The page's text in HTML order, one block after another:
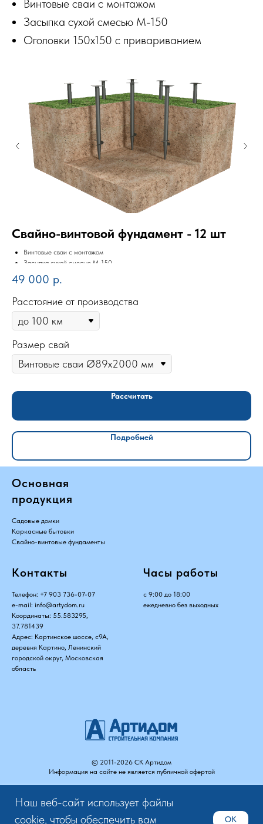
Винтовые сваи с монтажом
Засыпка сухой смесью М-150
Оголовки 150х150 с привариванием
Свайно-винтовой фундамент - 12 шт
Винтовые сваи с монтажом
Засыпка сухой смесью М-150
Оголовки 150х150 с привариванием
49 000 р.
Расстояние от производства
Размер свай
Рассчитать
Подробней
Основная
продукция
Садовые домки
Каркасные бытовки
Свайно-винтовые фундаменты
Контакты
Телефон: +7 903 736-07-07
e-mail: info@artydom.ru
Координаты: 55.583295,
37.781439
Адрес: Картинское шоссе, с9А,
деревня Картино, Ленинский
городской округ, Московская
область
Часы работы
с 9:00 до 18:00
ежедневно без выходных
© 2011-2026 СК Артидом
Информация на сайте не является публичной офертой
Наш веб-сайт использует файлы
cookie, чтобы обеспечить вам
OK